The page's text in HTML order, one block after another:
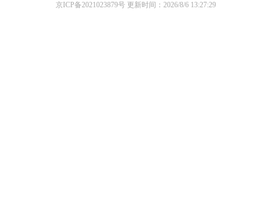
京ICP备2021023879号更新时间：2026/8/6 13:27:29